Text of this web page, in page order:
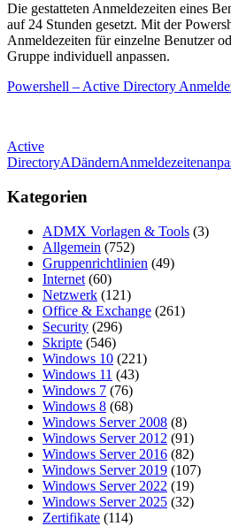
Die gestatteten Anmeldezeiten eines
auf 24 Stunden gesetzt. Mit der
Anmeldezeiten für einzelne Benutzer
Gruppe individuell anpassen.
Powershell – Active Directory
Active
DirectoryADändernAnmeldezeiten
Kategorien
ADMX Vorlagen & Tools (3)
Allgemein (752)
Gruppenrichtlinien (49)
Internet (60)
Netzwerk (121)
Office & Exchange (261)
Security (296)
Skripte (546)
Windows 10 (221)
Windows 11 (43)
Windows 7 (76)
Windows 8 (68)
Windows Server 2008 (8)
Windows Server 2012 (91)
Windows Server 2016 (82)
Windows Server 2019 (107)
Windows Server 2022 (19)
Windows Server 2025 (32)
Zertifikate (114)